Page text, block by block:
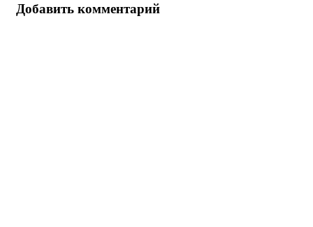
Добавить комментарий